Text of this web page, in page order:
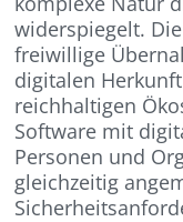
widerspiegelt.
freiwillige
digitalen
reichhaltigen
Software mit
Personen und
gleichzeitig